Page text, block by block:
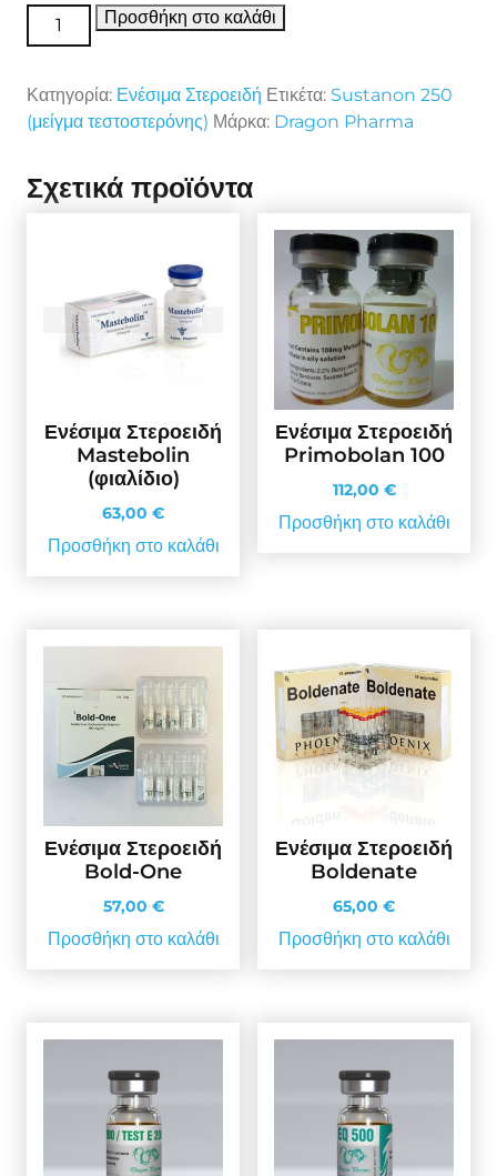
Ενέσιμα Στεροειδή Sustanon 350 ποσότητα
Προσθήκη στο καλάθι
Κατηγορία: Ενέσιμα Στεροειδή Ετικέτα: Sustanon 250
(μείγμα τεστοστερόνης) Μάρκα: Dragon Pharma
Σχετικά προϊόντα
Ενέσιμα Στεροειδή
Mastebolin
(φιαλίδιο)
63,00 €
Προσθήκη στο καλάθι
Ενέσιμα Στεροειδή
Primobolan 100
112,00 €
Προσθήκη στο καλάθι
Ενέσιμα Στεροειδή
Bold-One
57,00 €
Προσθήκη στο καλάθι
Ενέσιμα Στεροειδή
Boldenate
65,00 €
Προσθήκη στο καλάθι